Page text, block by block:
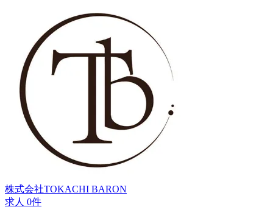
株式会社TOKACHI BARON
求人 0件